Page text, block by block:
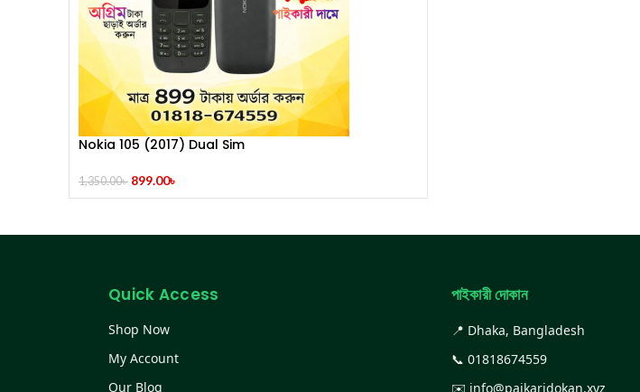
Nokia 105 (2017) Dual Sim
1,350.00৳ 899.00৳
Quick Access
Shop Now
My Account
Our Blog
পাইকারী দোকান
📍 Dhaka, Bangladesh
📞 01818674559
✉️ info@paikaridokan.xyz